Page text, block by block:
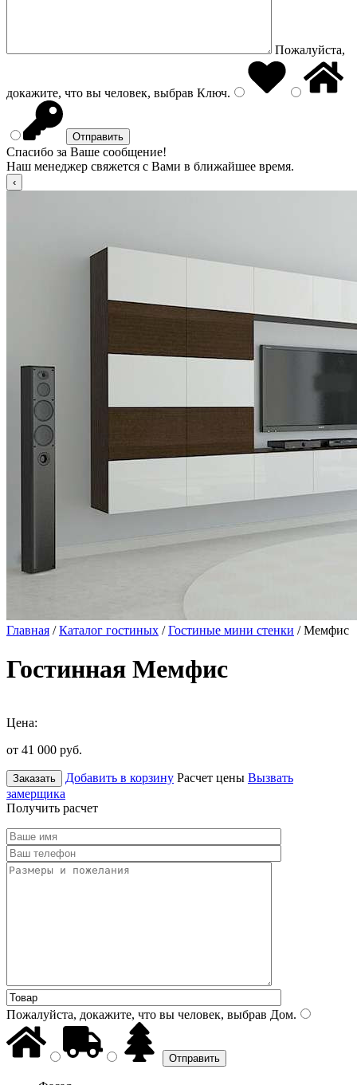
Пожалуйста,
докажите, что вы человек, выбрав Ключ.
Спасибо за Ваше сообщение!
Наш менеджер свяжется с Вами в ближайшее время.
Главная /Каталог гостиных /Гостиные мини стенки / Мемфис
Гостинная Мемфис
Цена:
от 41 000 руб.
Заказать Добавить в корзину Расчет цены Вызвать
замерщика
Получить расчет
Пожалуйста, докажите, что вы человек, выбрав Дом.